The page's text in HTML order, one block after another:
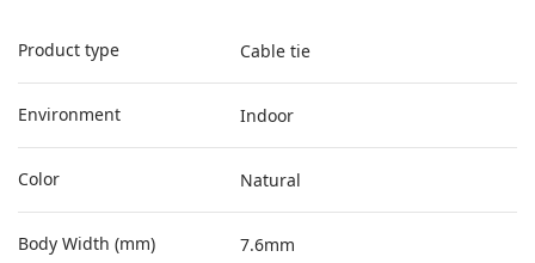
Product type Cable tie
Environment Indoor
Color Natural
Body Width (mm) 7.6mm